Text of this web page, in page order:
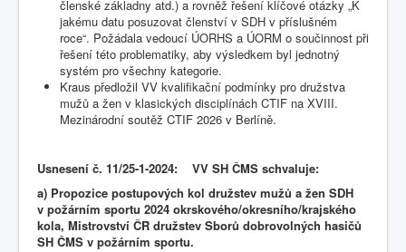
členské základny atd.) a rovněž řešení klíčové otázky „K
jakému datu posuzovat členství v SDH v příslušném
roce“. Požádala vedoucí ÚORHS a ÚORM o součinnost při
řešení této problematiky, aby výsledkem byl jednotný
systém pro všechny kategorie.
Kraus předložil VV kvalifikační podmínky pro družstva
mužů a žen v klasických disciplínách CTIF na XVIII.
Mezinárodní soutěž CTIF 2026 v Berlíně.
Usnesení č. 11/25-1-2024: VV SH ČMS schvaluje:
a) Propozice postupových kol družstev mužů a žen SDH
v požárním sportu 2024 okrskového/okresního/krajského
kola, Mistrovství ČR družstev Sborů dobrovolných hasičů
SH ČMS v požárním sportu.